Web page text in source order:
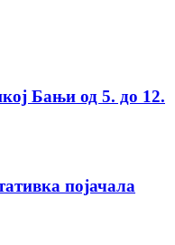
Бањи од 5. до 12.
појачала